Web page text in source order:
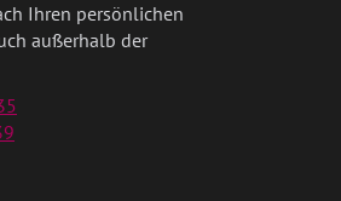
Ihren persönlichen
außerhalb der